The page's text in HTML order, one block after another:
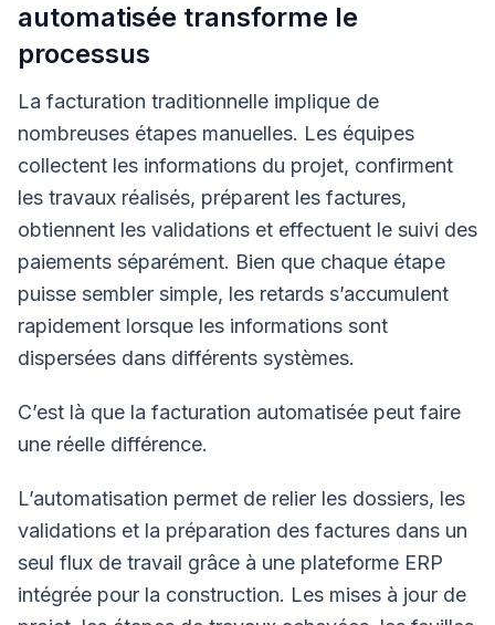
automatisée transforme le
processus
La facturation traditionnelle implique de
nombreuses étapes manuelles. Les équipes
collectent les informations du projet, confirment
les travaux réalisés, préparent les factures,
obtiennent les validations et effectuent le suivi des
paiements séparément. Bien que chaque étape
puisse sembler simple, les retards s’accumulent
rapidement lorsque les informations sont
dispersées dans différents systèmes.
C’est là que la facturation automatisée peut faire
une réelle différence.
L’automatisation permet de relier les dossiers, les
validations et la préparation des factures dans un
seul flux de travail grâce à une plateforme ERP
intégrée pour la construction. Les mises à jour de